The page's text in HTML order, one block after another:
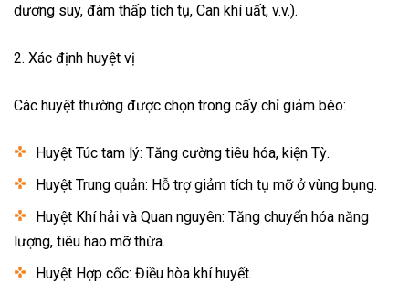
dương suy, đàm thấp tích tụ, Can khí uất, v.v.).
2. Xác định huyệt vị
Các huyệt thường được chọn trong cấy chỉ giảm béo:
Huyệt Túc tam lý: Tăng cường tiêu hóa, kiện Tỳ.
Huyệt Trung quản: Hỗ trợ giảm tích tụ mỡ ở vùng bụng.
Huyệt Khí hải và Quan nguyên: Tăng chuyển hóa năng
lượng, tiêu hao mỡ thừa.
Huyệt Hợp cốc: Điều hòa khí huyết.